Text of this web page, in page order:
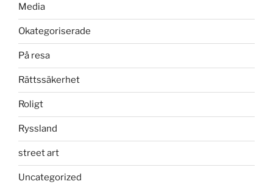
Media
Okategoriserade
På resa
Rättssäkerhet
Roligt
Ryssland
street art
Uncategorized